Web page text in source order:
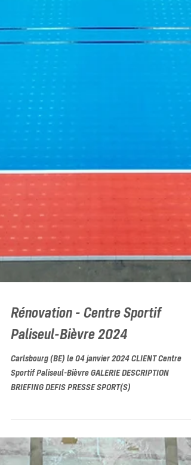
Rénovation - Centre Sportif
Paliseul-Bièvre 2024
Carlsbourg (BE) le 04 janvier 2024 CLIENT Centre
Sportif Paliseul-Bièvre GALERIE DESCRIPTION